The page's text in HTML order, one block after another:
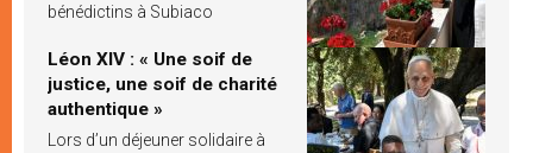
bénédictins à Subiaco
Léon XIV : « Une soif de
justice, une soif de charité
authentique »
Lors d’un déjeuner solidaire à